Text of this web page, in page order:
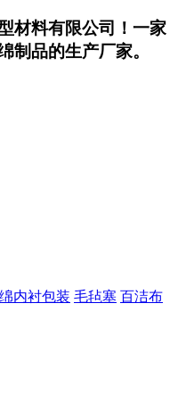
材料有限公司！ 一家
制品的生产厂家。
内衬包装 毛毡塞 百洁布